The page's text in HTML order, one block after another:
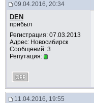
09.04.2016, 20:34
DEN
прибыл
Регистрация: 07.03.2013
Адрес: Новосибирск
Сообщений: 3
Репутация:
11.04.2016, 19:55